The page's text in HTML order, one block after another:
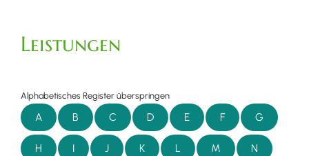
Leistungen
Alphabetisches Register überspringen
A B C D E F G
H I J K L M N